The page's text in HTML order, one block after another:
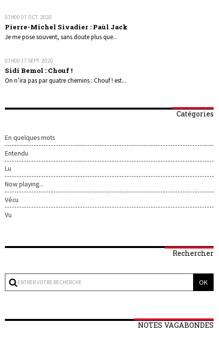
07H00 07 OCT. 2020
Pierre-Michel Sivadier : Paùl Jack
Je me pose souvent, sans doute plus que...
07H00 17 SEPT. 2020
Sidi Bemol : Chouf !
On n’ira pas par quatre chemins : Chouf ! est...
Catégories
En quelques mots
Entendu
Lu
Now playing...
Vécu
Vu
Rechercher
NOTES VAGABONDES